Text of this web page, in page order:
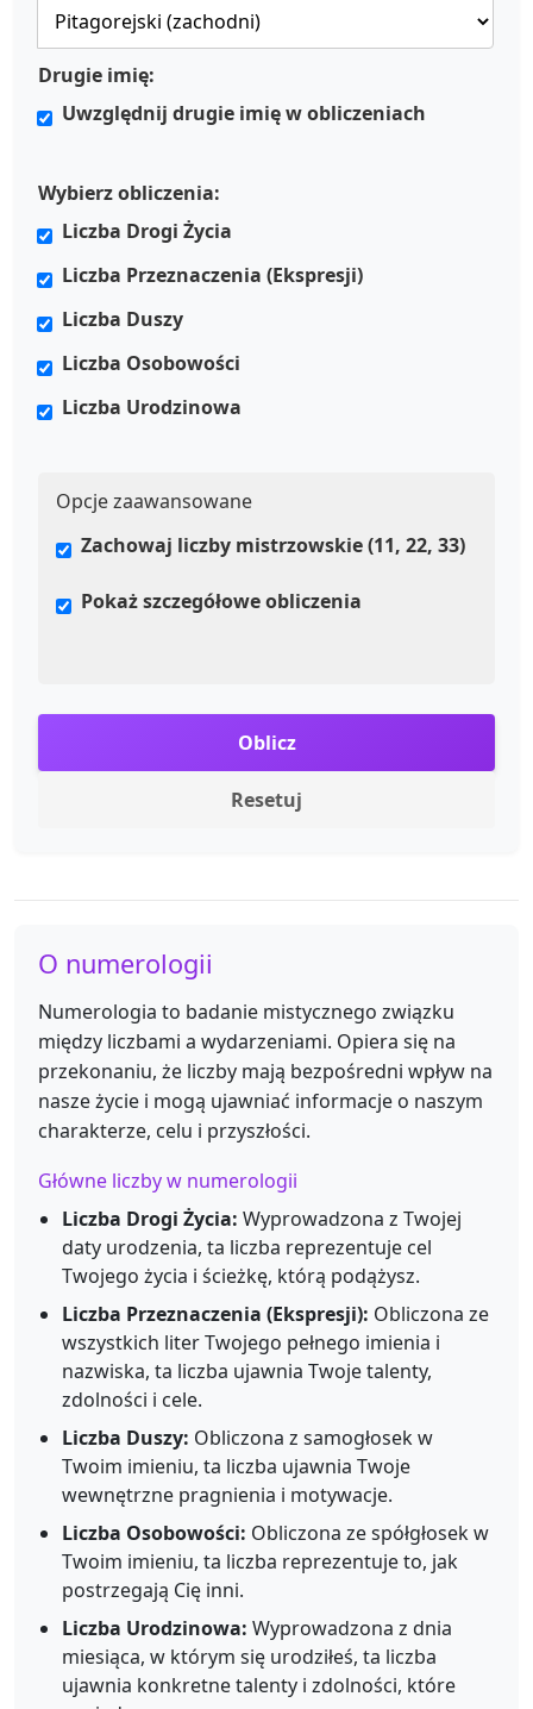
Drugie imię:
Uwzględnij drugie imię w obliczeniach
Wybierz obliczenia:
Liczba Drogi Życia
Liczba Przeznaczenia (Ekspresji)
Liczba Duszy
Liczba Osobowości
Liczba Urodzinowa
Opcje zaawansowane
Zachowaj liczby mistrzowskie (11, 22, 33)
Pokaż szczegółowe obliczenia
Oblicz
Resetuj
O numerologii
Numerologia to badanie mistycznego związku
między liczbami a wydarzeniami. Opiera się na
przekonaniu, że liczby mają bezpośredni wpływ na
nasze życie i mogą ujawniać informacje o naszym
charakterze, celu i przyszłości.
Główne liczby w numerologii
Liczba Drogi Życia: Wyprowadzona z Twojej
daty urodzenia, ta liczba reprezentuje cel
Twojego życia i ścieżkę, którą podążysz.
Liczba Przeznaczenia (Ekspresji): Obliczona ze
wszystkich liter Twojego pełnego imienia i
nazwiska, ta liczba ujawnia Twoje talenty,
zdolności i cele.
Liczba Duszy: Obliczona z samogłosek w
Twoim imieniu, ta liczba ujawnia Twoje
wewnętrzne pragnienia i motywacje.
Liczba Osobowości: Obliczona ze spółgłosek w
Twoim imieniu, ta liczba reprezentuje to, jak
postrzegają Cię inni.
Liczba Urodzinowa: Wyprowadzona z dnia
miesiąca, w którym się urodziłeś, ta liczba
ujawnia konkretne talenty i zdolności, które